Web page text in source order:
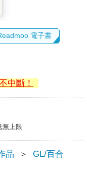
電子書
中斷！
無上限
品 ＞ GL/百合